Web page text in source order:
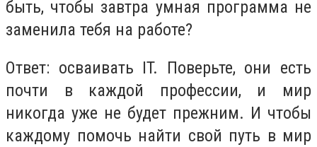
быть, чтобы завтра умная программа не
заменила тебя на работе?
Ответ: осваивать IT. Поверьте, они есть
почти в каждой профессии, и мир
никогда уже не будет прежним. И чтобы
каждому помочь найти свой путь в мир